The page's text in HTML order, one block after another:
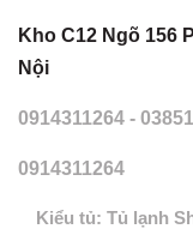
Kho C12 Ngõ 156
Nội
0914311264 -
0914311264
Kiểu tủ: Tủ lạnh